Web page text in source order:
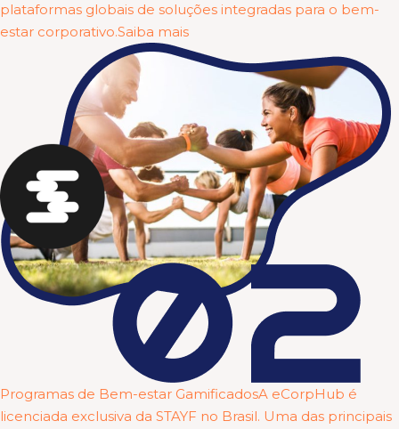
plataformas globais de soluções integradas para o bem-
estar corporativo.Saiba mais
Programas de Bem-estar GamificadosA eCorpHub é
licenciada exclusiva da STAYF no Brasil. Uma das principais